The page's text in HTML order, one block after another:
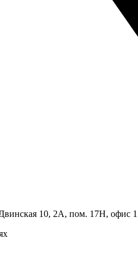
10, 2А, пом. 17Н, офис